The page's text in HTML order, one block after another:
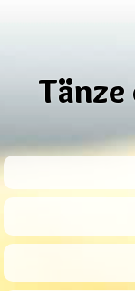
Tänze